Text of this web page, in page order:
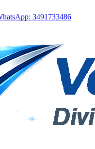
3491733486